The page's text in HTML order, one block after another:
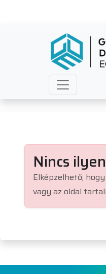
Nincs
Elképzelhető,
vagy az oldal